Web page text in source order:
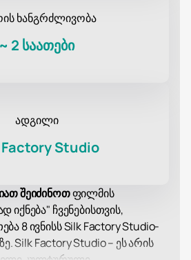
ხანგრძლივობა
~ 2 საათები
ადგილი
Studio
შეიძინოთფილმის
ჩვენებისთვის,
8 ივნისს Silk Factory Studio-
Silk Factory Studio – ეს არის